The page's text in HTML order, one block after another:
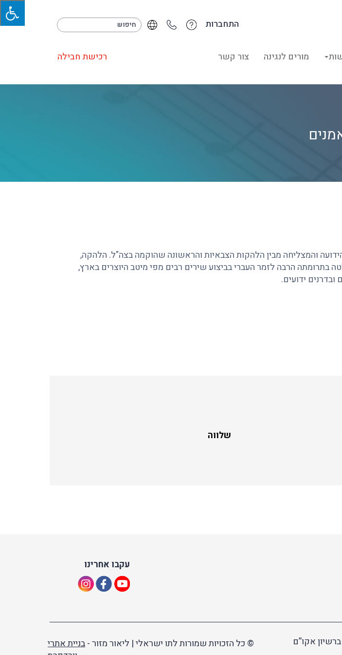
התחברות
מורים לנגינה צור קשר רכישת חבילה
והמצליחה מבין הלהקות הצבאיות והראשונה שהוקמה בצה"ל. הלהקה,
בתרומתה הרבה לזמר העברי בביצוע שירים רבים מפי מיטב היוצרים בארץ,
ובדרנים ידועים.
שלווה
עקבו אחרינו
© כל הזכויות שמורות לתו ישראלי | ליאור מזור -בניית אתרי
אקו”ם